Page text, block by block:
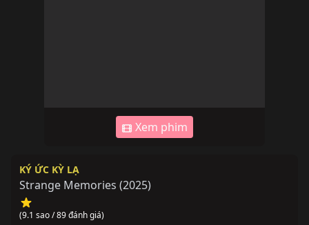
Xem phim
KÝ ỨC KỲ LẠ
Strange Memories (2025)
(9.1 sao / 89 đánh giá)